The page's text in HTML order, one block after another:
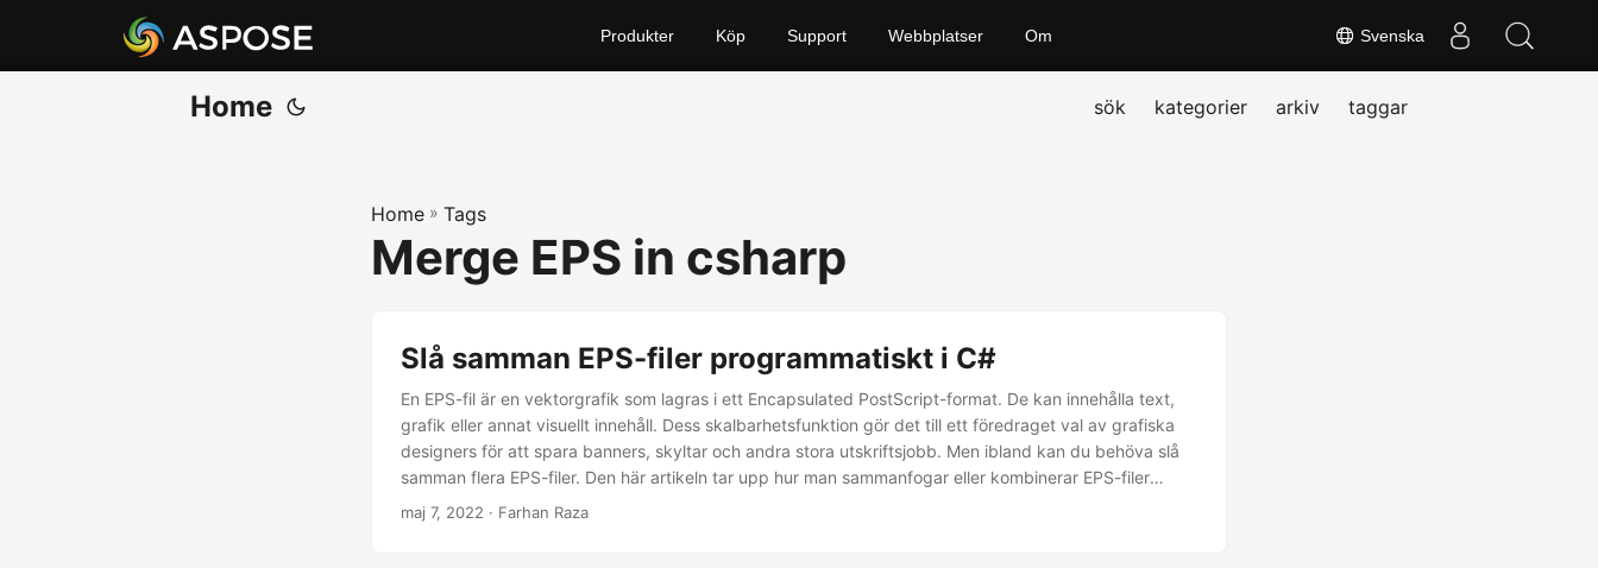
Svenska
Produkter Köp Support Webbplatser Om
Home sök kategorier arkiv taggar
Home » Tags
Merge EPS in csharp
Slå samman EPS-filer programmatiskt i C#
En EPS-fil är en vektorgrafik som lagras i ett Encapsulated PostScript-format. De kan innehålla text,
grafik eller annat visuellt innehåll. Dess skalbarhetsfunktion gör det till ett föredraget val av grafiska
designers för att spara banners, skyltar och andra stora utskriftsjobb. Men ibland kan du behöva slå
samman flera EPS-filer. Den här artikeln tar upp hur man sammanfogar eller kombinerar EPS-filer
programmatiskt i C#.
maj 7, 2022 · Farhan Raza